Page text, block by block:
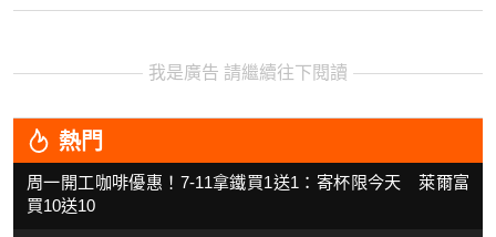
我是廣告 請繼續往下閱讀
熱門
周一開工咖啡優惠！7-11拿鐵買1送1：寄杯限今天 萊爾富
買10送10